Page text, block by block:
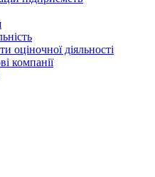
оціночної діяльності
компанії